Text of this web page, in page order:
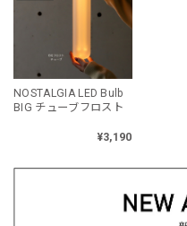
NOSTALGIA LED Bulb
BIG チューブフロスト
¥3,190